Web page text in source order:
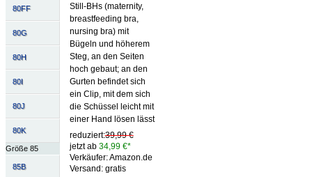
80FF
80G
80H
80I
80J
80K
Größe 85
85B
Still-BHs (maternity,
breastfeeding bra,
nursing bra) mit
Bügeln und höherem
Steg, an den Seiten
hoch gebaut; an den
Gurten befindet sich
ein Clip, mit dem sich
die Schüssel leicht mit
einer Hand lösen lässt
reduziert:39,99 €
jetzt ab 34,99 €*
Verkäufer: Amazon.de
Versand: gratis